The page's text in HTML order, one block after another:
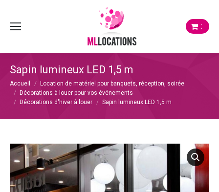
:
Sapin lumineux LED 1,5 m
Vous êtes ici :
Accueil
Location de matériel pour banquets, réception, soirée
Décorations à louer pour vos événements
Décorations d'hiver à louer
Sapin lumineux LED 1,5 m